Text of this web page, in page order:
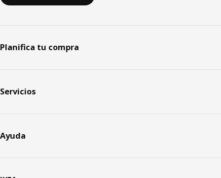
Planifica tu compra
Servicios
Ayuda